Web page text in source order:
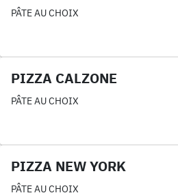
PÂTE AU CHOIX
PIZZA CALZONE
PÂTE AU CHOIX
PIZZA NEW YORK
PÂTE AU CHOIX